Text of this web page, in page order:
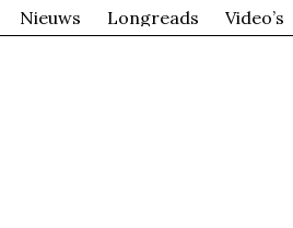
Nieuws Longreads Video’s